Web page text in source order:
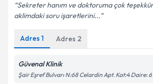
Kişisel verilerimin işlenmesine
kapsamda işlenmesini kabul
Takvim Talebini
Sekreter hanım ve doktoruma çok
aklimdaki soru işaretlerini...
Adres 1 Adres 2
Güvenal Klinik
Şair Eşref Bulvarı N:68 Celardin Apt. Kat:4 Daire: